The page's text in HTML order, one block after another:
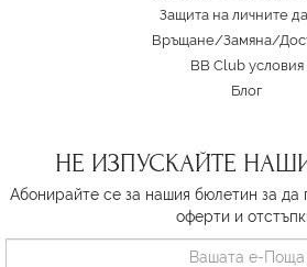
Защита на личните
Връщане/Замяна/
BB Club условия
Блог
НЕ ИЗПУСКАЙТЕ
Абонирайте се за нашия бюлетин за да
оферти и